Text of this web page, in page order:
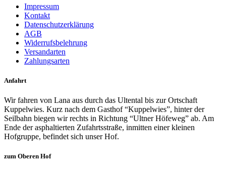
Impressum
Kontakt
Datenschutzerklärung
AGB
Widerrufsbelehrung
Versandarten
Zahlungsarten
Anfahrt
Wir fahren von Lana aus durch das Ultental bis zur Ortschaft
Kuppelwies. Kurz nach dem Gasthof “Kuppelwies”, hinter der
Seilbahn biegen wir rechts in Richtung “Ultner Höfeweg” ab. Am
Ende der asphaltierten Zufahrtsstraße, inmitten einer kleinen
Hofgruppe, befindet sich unser Hof.
zum Oberen Hof